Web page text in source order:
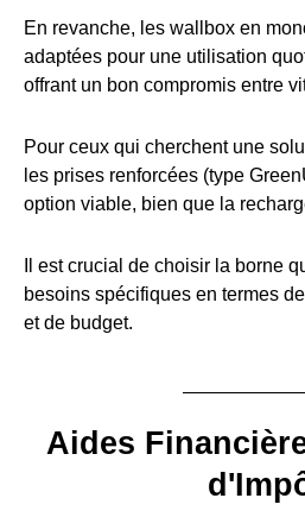
En revanche, les wallbox en
adaptées pour une utilisation
offrant un bon compromis entre
Pour ceux qui cherchent une
les prises renforcées (type
option viable, bien que la
Il est crucial de choisir la borne
besoins spécifiques en termes
et de budget.
Aides